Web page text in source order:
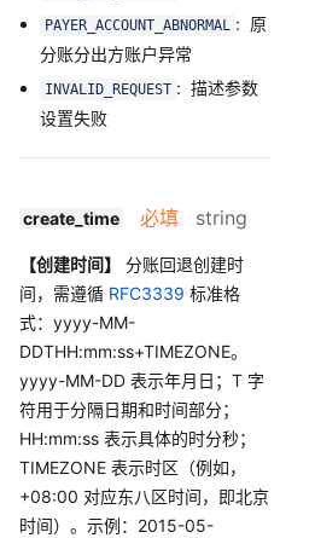
PAYER_ACCOUNT_ABNORMAL
: 原
分账分出方账户异常
INVALID_REQUEST : 描述参数
设置失败
create_time 必填 string
【创建时间】
分账回退创建时
间，需遵循 RFC3339 标准格
式：yyyy-MM-
DDTHH:mm:ss+TIMEZONE。
yyyy-MM-DD 表示年月日；T 字
符用于分隔日期和时间部分；
HH:mm:ss 表示具体的时分秒；
TIMEZONE 表示时区（例如，
+08:00 对应东八区时间，即北京
时间）。示例：2015-05-